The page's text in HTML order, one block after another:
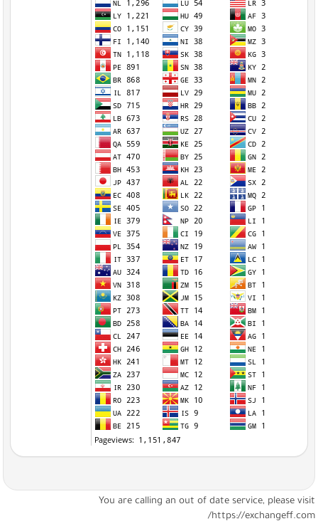
You are calling an out of date service, please visit
https://exchangeff.com/